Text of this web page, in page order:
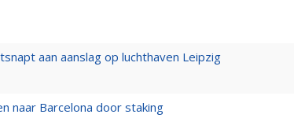
aan aanslag op luchthaven Leipzig
naar Barcelona door staking